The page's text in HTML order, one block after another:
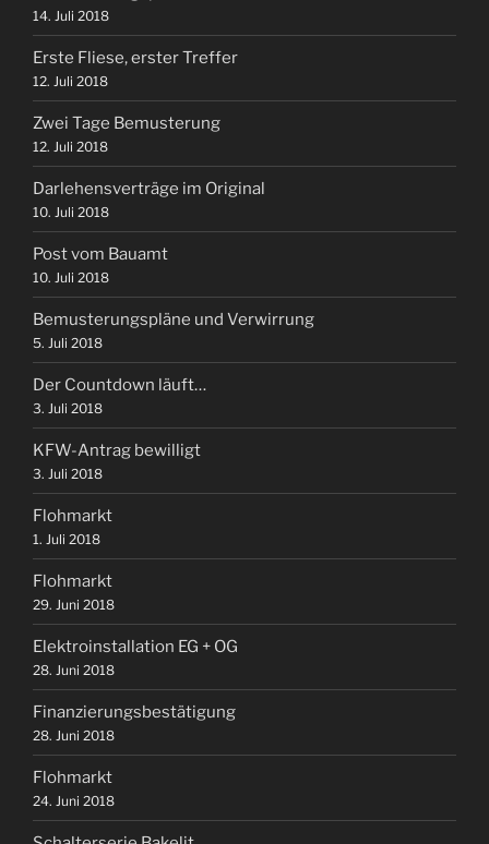
14. Juli 2018
Erste Fliese, erster Treffer
12. Juli 2018
Zwei Tage Bemusterung
12. Juli 2018
Darlehensverträge im Original
10. Juli 2018
Post vom Bauamt
10. Juli 2018
Bemusterungspläne und Verwirrung
5. Juli 2018
Der Countdown läuft…
3. Juli 2018
KFW-Antrag bewilligt
3. Juli 2018
Flohmarkt
1. Juli 2018
Flohmarkt
29. Juni 2018
Elektroinstallation EG + OG
28. Juni 2018
Finanzierungsbestätigung
28. Juni 2018
Flohmarkt
24. Juni 2018